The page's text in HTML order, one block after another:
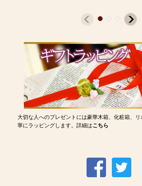
大切な人へのプレゼントには豪華木箱、化粧箱、
寧にラッピングします。詳細はこちら